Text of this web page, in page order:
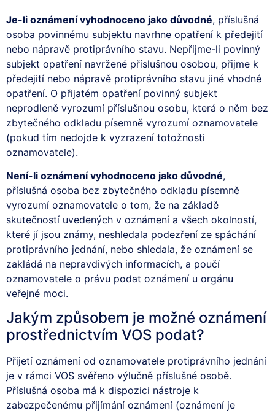
Je-li oznámení vyhodnoceno jako důvodné, příslušná
osoba povinnému subjektu navrhne opatření k předejití
nebo nápravě protiprávního stavu. Nepřijme-li povinný
subjekt opatření navržené příslušnou osobou, přijme k
předejití nebo nápravě protiprávního stavu jiné vhodné
opatření. O přijatém opatření povinný subjekt
neprodleně vyrozumí příslušnou osobu, která o něm bez
zbytečného odkladu písemně vyrozumí oznamovatele
(pokud tím nedojde k vyzrazení totožnosti
oznamovatele).
Není-li oznámení vyhodnoceno jako důvodné,
příslušná osoba bez zbytečného odkladu písemně
vyrozumí oznamovatele o tom, že na základě
skutečností uvedených v oznámení a všech okolností,
které jí jsou známy, neshledala podezření ze spáchání
protiprávního jednání, nebo shledala, že oznámení se
zakládá na nepravdivých informacích, a poučí
oznamovatele o právu podat oznámení u orgánu
veřejné moci.
Jakým způsobem je možné oznámení
prostřednictvím VOS podat?
Přijetí oznámení od oznamovatele protiprávního jednání
je v rámci VOS svěřeno výlučně příslušné osobě.
Příslušná osoba má k dispozici nástroje k
zabezpečenému přijímání oznámení (oznámení je